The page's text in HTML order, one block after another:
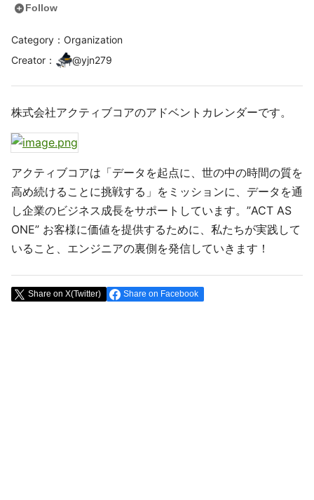
add_circleFollow
Category：Organization
Creator ： @yjn279
株式会社アクティブコアのアドベントカレンダーです。
アクティブコアは「データを起点に、世の中の時間の質を
高め続けることに挑戦する」をミッションに、データを通
し企業のビジネス成長をサポートしています。”ACT AS
ONE” お客様に価値を提供するために、私たちが実践して
いること、エンジニアの裏側を発信していきます！
Share on X(Twitter) Share on Facebook